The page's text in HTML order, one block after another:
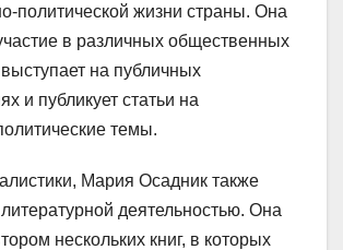
политической жизни страны. Она
в различных общественных
на публичных
и публикует статьи на
темы.
Мария Осадник также
деятельностью. Она
нескольких книг, в которых